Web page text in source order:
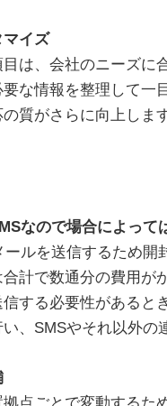
イズ
は、会社のニーズに
な情報を整理して一
質がさらに向上します
なので場合によって
ルを送信するため
計で数通分の費用が
する必要性があると
、SMSやそれ以外の